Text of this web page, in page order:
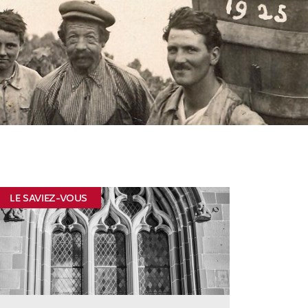
LE SAVIEZ-VOUS